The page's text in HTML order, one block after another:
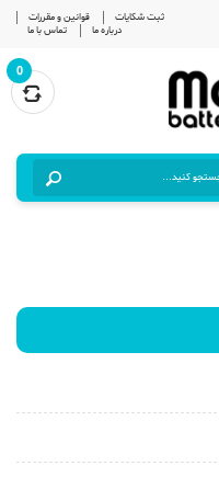
ثبت شکایات
قوانین و مقررات
درباره ما
تماس با ما
0